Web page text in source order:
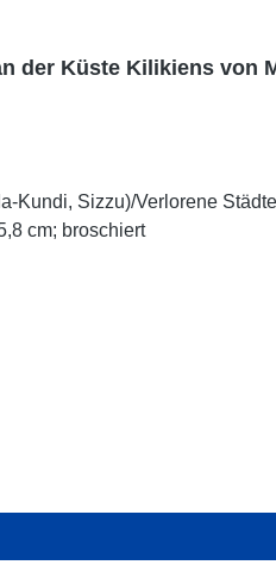
der Küste Kilikiens von
Kundi, Sizzu)/Verlorene
cm; broschiert